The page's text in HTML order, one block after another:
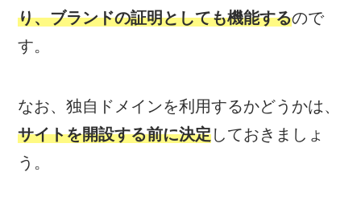
り、ブランドの証明としても機能するので
す。
なお、独自ドメインを利用するかどうかは、
サイトを開設する前に決定しておきましょ
う。